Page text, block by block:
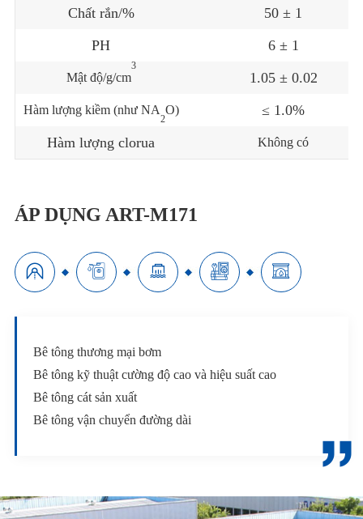
Chất rắn/%
50 ± 1
PH
6 ± 1
Mật độ/g/cm
3
1.05 ± 0.02
Hàm lượng kiềm (như NA
2
O)
≤ 1.0%
Hàm lượng clorua
Không có
ÁP DỤNG ART-M171
    
Bê tông thương mại bơm
Bê tông kỹ thuật cường độ cao và hiệu suất cao
Bê tông cát sản xuất
Bê tông vận chuyển đường dài
